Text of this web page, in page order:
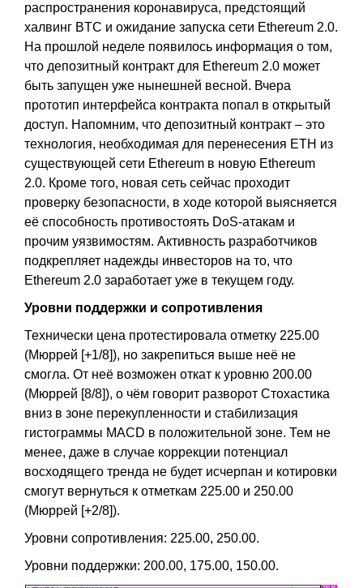
распространения коронавируса, предстоящий
халвинг BTC и ожидание запуска сети Ethereum 2.0.
На прошлой неделе появилось информация о том,
что депозитный контракт для Ethereum 2.0 может
быть запущен уже нынешней весной. Вчера
прототип интерфейса контракта попал в открытый
доступ. Напомним, что депозитный контракт – это
технология, необходимая для перенесения ETH из
существующей сети Ethereum в новую Ethereum
2.0. Кроме того, новая сеть сейчас проходит
проверку безопасности, в ходе которой выясняется
её способность противостоять DoS-атакам и
прочим уязвимостям. Активность разработчиков
подкрепляет надежды инвесторов на то, что
Ethereum 2.0 заработает уже в текущем году.
Уровни поддержки и сопротивления
Технически цена протестировала отметку 225.00
(Мюррей [+1/8]), но закрепиться выше неё не
смогла. От неё возможен откат к уровню 200.00
(Мюррей [8/8]), о чём говорит разворот Стохастика
вниз в зоне перекупленности и стабилизация
гистограммы MACD в положительной зоне. Тем не
менее, даже в случае коррекции потенциал
восходящего тренда не будет исчерпан и котировки
смогут вернуться к отметкам 225.00 и 250.00
(Мюррей [+2/8]).
Уровни сопротивления: 225.00, 250.00.
Уровни поддержки: 200.00, 175.00, 150.00.